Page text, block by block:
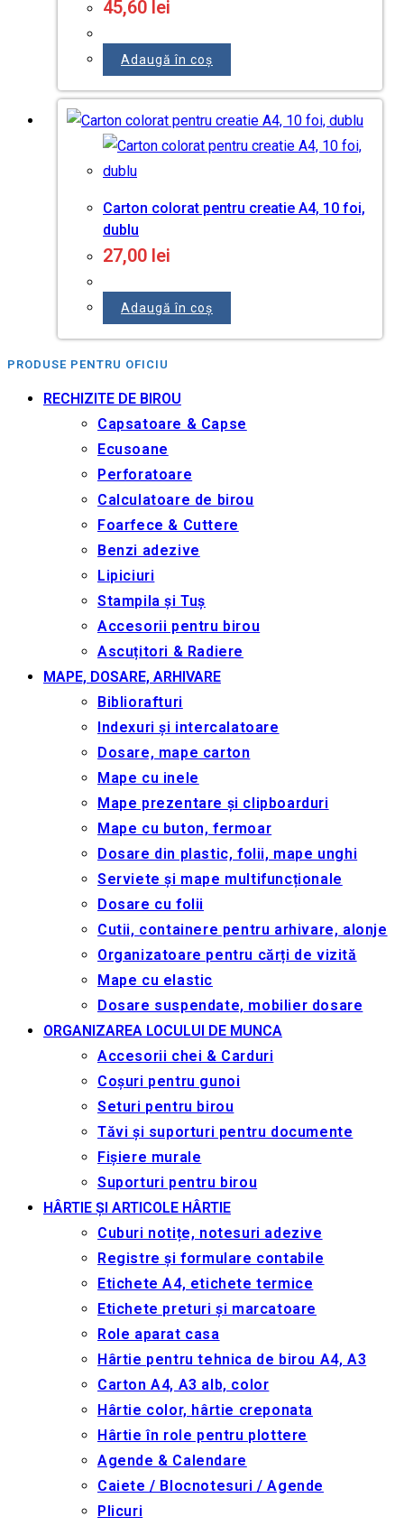
45,60 lei
Adaugă în coș
Carton colorat pentru creatie A4, 10 foi,
dublu
27,00 lei
Adaugă în coș
PRODUSE PENTRU OFICIU
RECHIZITE DE BIROU
Capsatoare & Capse
Ecusoane
Perforatoare
Calculatoare de birou
Foarfece & Cuttere
Benzi adezive
Lipiciuri
Stampila și Tuș
Accesorii pentru birou
Ascuțitori & Radiere
MAPE, DOSARE, ARHIVARE
Bibliorafturi
Indexuri și intercalatoare
Dosare, mape carton
Mape cu inele
Mape prezentare și clipboarduri
Mape cu buton, fermoar
Dosare din plastic, folii, mape unghi
Serviete și mape multifuncționale
Dosare cu folii
Cutii, containere pentru arhivare, alonje
Organizatoare pentru cărți de vizită
Mape cu elastic
Dosare suspendate, mobilier dosare
ORGANIZAREA LOCULUI DE MUNCA
Accesorii chei & Сarduri
Coșuri pentru gunoi
Seturi pentru birou
Tăvi și suporturi pentru documente
Fișiere murale
Suporturi pentru birou
HÂRTIE ȘI ARTICOLE HÂRTIE
Cuburi notițe, notesuri adezive
Registre și formulare contabile
Etichete A4, etichete termice
Etichete preturi și marcatoare
Role aparat casa
Hârtie pentru tehnica de birou A4, A3
Carton A4, A3 alb, color
Hârtie color, hârtie creponata
Hârtie în role pentru plottere
Agende & Calendare
Caiete / Blocnotesuri / Agende
Plicuri